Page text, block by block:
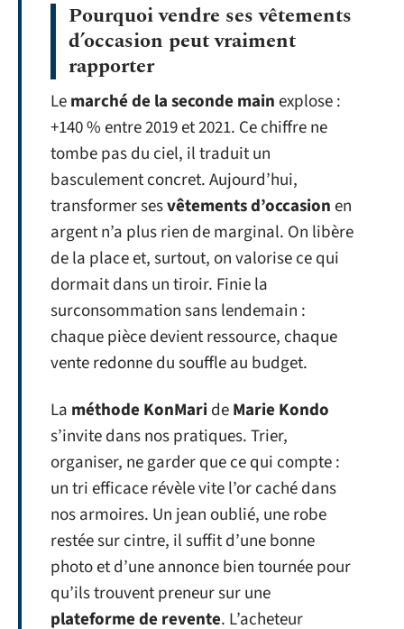
Pourquoi vendre ses vêtements
d’occasion peut vraiment
rapporter
Lemarché de la seconde mainexplose :
+140 % entre 2019 et 2021. Ce chiffre ne
tombe pas du ciel, il traduit un
basculement concret. Aujourd’hui,
transformer sesvêtements d’occasionen
argent n’a plus rien de marginal. On libère
de la place et, surtout, on valorise ce qui
dormait dans un tiroir. Finie la
surconsommation sans lendemain :
chaque pièce devient ressource, chaque
vente redonne du souffle au budget.
La méthode KonMarideMarie Kondo
s’invite dans nos pratiques. Trier,
organiser, ne garder que ce qui compte :
un tri efficace révèle vite l’or caché dans
nos armoires. Un jean oublié, une robe
restée sur cintre, il suffit d’une bonne
photo et d’une annonce bien tournée pour
qu’ils trouvent preneur sur une
plateforme de revente. L’acheteur